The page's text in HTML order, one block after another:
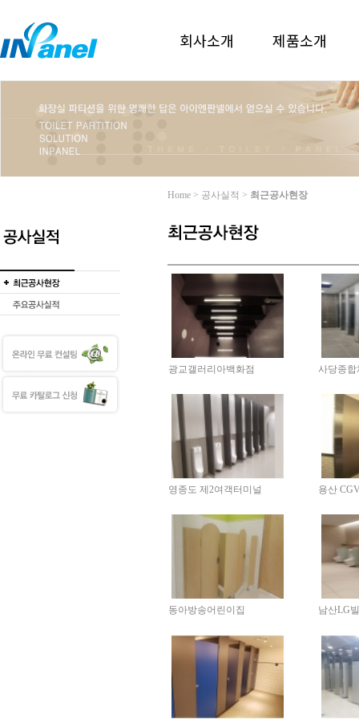
회사소개 제품소개
Home > 공사실적 > 최근공사현장
광교갤러리아백화점 사당종
영종도 제2여객터미널 용산
동아방송어린이집 남산LG